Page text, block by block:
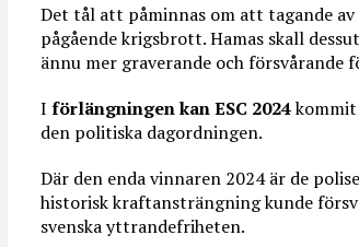
Det tål att påminnas om att tagande
pågående krigsbrott. Hamas skall
ännu mer graverande och
I förlängningen kan ESC 2024kommit
den politiska dagordningen.
Där den enda vinnaren 2024 är de
historisk kraftansträngning kunde
svenska yttrandefriheten.